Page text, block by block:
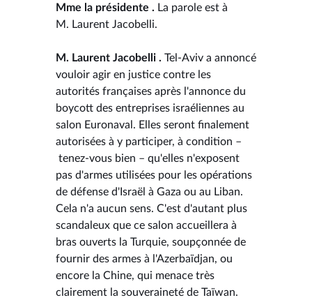
Mme la présidente . La parole est à
M. Laurent Jacobelli.
M. Laurent Jacobelli . Tel-Aviv a annoncé
vouloir agir en justice contre les
autorités françaises après l'annonce du
boycott des entreprises israéliennes au
salon Euronaval. Elles seront finalement
autorisées à y participer, à condition –
tenez-vous bien – qu'elles n'exposent
pas d'armes utilisées pour les opérations
de défense d'Israël à Gaza ou au Liban.
Cela n'a aucun sens. C'est d'autant plus
scandaleux que ce salon accueillera à
bras ouverts la Turquie, soupçonnée de
fournir des armes à l'Azerbaïdjan, ou
encore la Chine, qui menace très
clairement la souveraineté de Taïwan.